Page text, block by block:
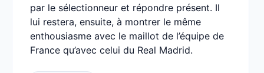
par le sélectionneur et répondre présent. Il
lui restera, ensuite, à montrer le même
enthousiasme avec le maillot de l’équipe de
France qu’avec celui du Real Madrid.